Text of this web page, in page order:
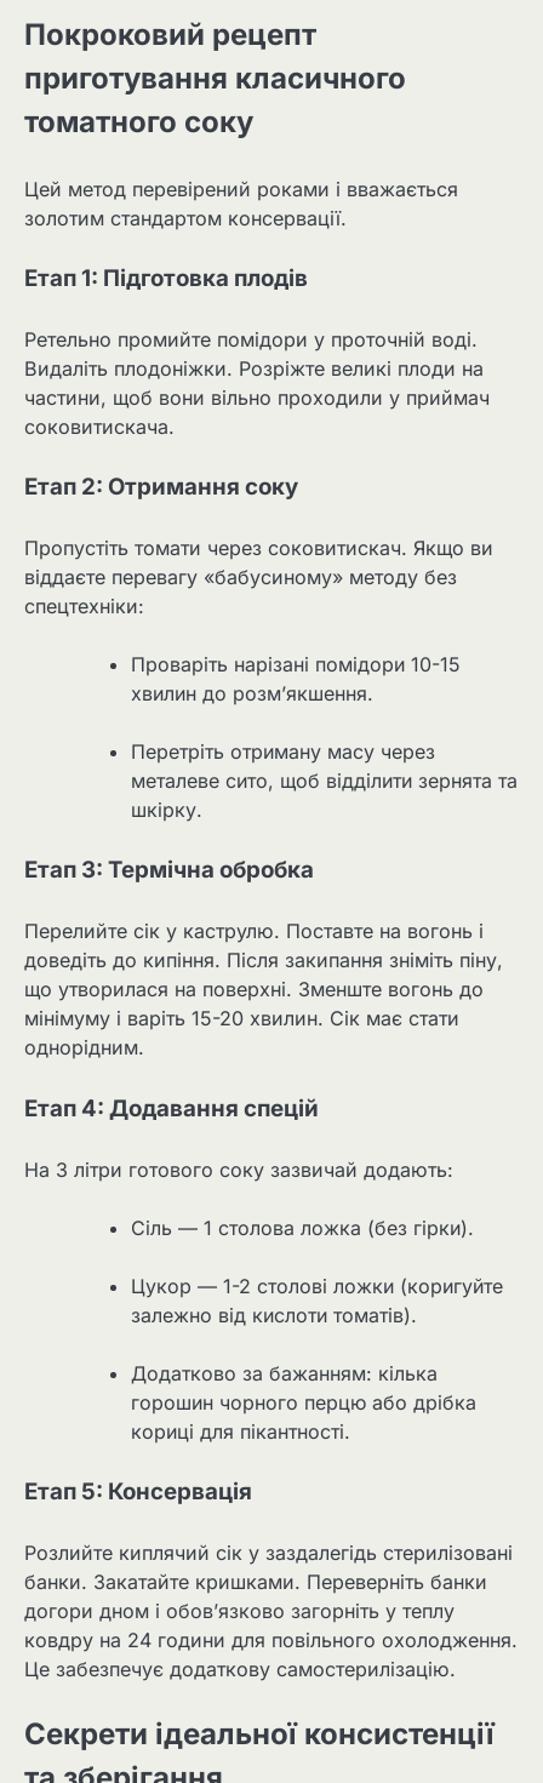
Покроковий рецепт
приготування класичного
томатного соку
Цей метод перевірений роками і вважається
золотим стандартом консервації.
Етап 1: Підготовка плодів
Ретельно промийте помідори у проточній воді.
Видаліть плодоніжки. Розріжте великі плоди на
частини, щоб вони вільно проходили у приймач
соковитискача.
Етап 2: Отримання соку
Пропустіть томати через соковитискач. Якщо ви
віддаєте перевагу «бабусиному» методу без
спецтехніки:
Проваріть нарізані помідори 10-15
хвилин до розм’якшення.
Перетріть отриману масу через
металеве сито, щоб відділити зернята та
шкірку.
Етап 3: Термічна обробка
Перелийте сік у каструлю. Поставте на вогонь і
доведіть до кипіння. Після закипання зніміть піну,
що утворилася на поверхні. Зменште вогонь до
мінімуму і варіть 15-20 хвилин. Сік має стати
однорідним.
Етап 4: Додавання спецій
На 3 літри готового соку зазвичай додають:
Сіль — 1 столова ложка (без гірки).
Цукор — 1-2 столові ложки (коригуйте
залежно від кислоти томатів).
Додатково за бажанням: кілька
горошин чорного перцю або дрібка
кориці для пікантності.
Етап 5: Консервація
Розлийте киплячий сік у заздалегідь стерилізовані
банки. Закатайте кришками. Переверніть банки
догори дном і обов’язково загорніть у теплу
ковдру на 24 години для повільного охолодження.
Це забезпечує додаткову самостерилізацію.
Секрети ідеальної консистенції